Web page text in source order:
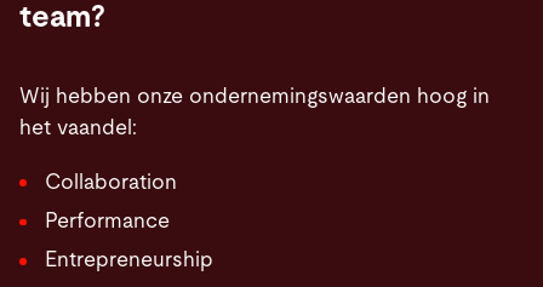
team?
Wij hebben onze ondernemingswaarden hoog in
het vaandel:
Collaboration
Performance
Entrepreneurship